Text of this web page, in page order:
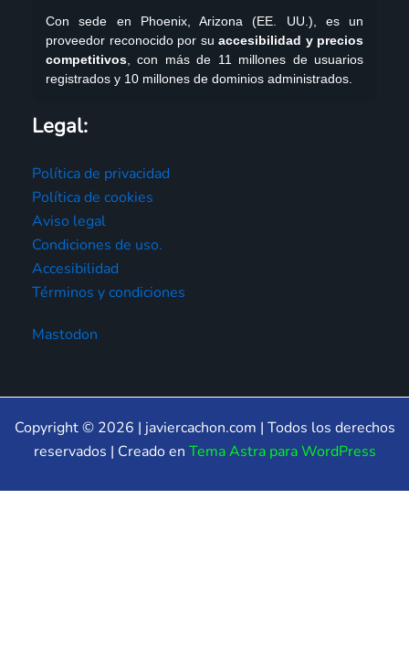
Con sede en Phoenix, Arizona (EE. UU.), es un
proveedor reconocido por su accesibilidad y precios
competitivos , con más de 11 millones de usuarios
registrados y 10 millones de dominios administrados.
Legal:
Política de privacidad
Política de cookies
Aviso legal
Condiciones de uso.
Accesibilidad
Términos y condiciones
Mastodon
Copyright © 2026 | javiercachon.com | Todos los derechos
reservados | Creado en Tema Astra para WordPress